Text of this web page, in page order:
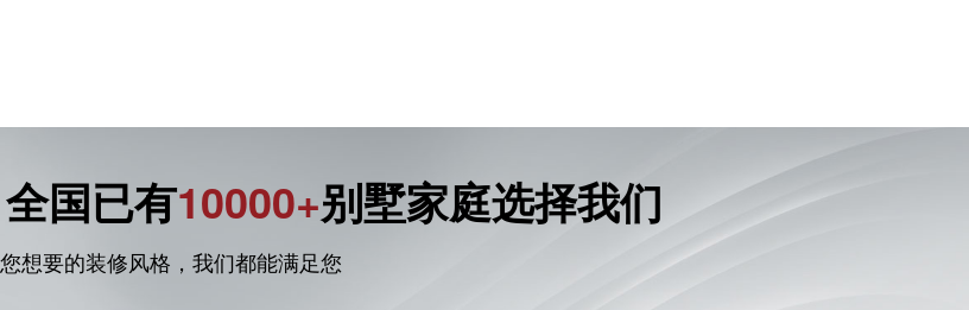
全国已有10000+别墅家庭选择我们
您想要的装修风格，我们都能满足您